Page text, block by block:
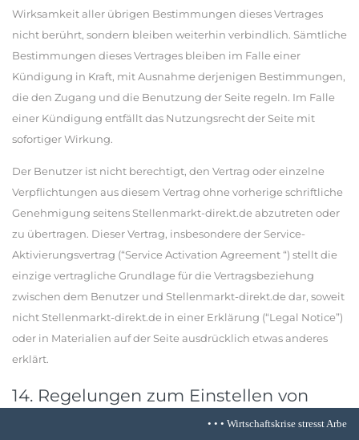
Wirksamkeit aller übrigen Bestimmungen dieses Vertrages
nicht berührt, sondern bleiben weiterhin verbindlich. Sämtliche
Bestimmungen dieses Vertrages bleiben im Falle einer
Kündigung in Kraft, mit Ausnahme derjenigen Bestimmungen,
die den Zugang und die Benutzung der Seite regeln. Im Falle
einer Kündigung entfällt das Nutzungsrecht der Seite mit
sofortiger Wirkung.
Der Benutzer ist nicht berechtigt, den Vertrag oder einzelne
Verpflichtungen aus diesem Vertrag ohne vorherige schriftliche
Genehmigung seitens Stellenmarkt-direkt.de abzutreten oder
zu übertragen. Dieser Vertrag, insbesondere der Service-
Aktivierungsvertrag (“Service Activation Agreement “) stellt die
einzige vertragliche Grundlage für die Vertragsbeziehung
zwischen dem Benutzer und Stellenmarkt-direkt.de dar, soweit
nicht Stellenmarkt-direkt.de in einer Erklärung (“Legal Notice”)
oder in Materialien auf der Seite ausdrücklich etwas anderes
erklärt.
14. Regelungen zum Einstellen von
Informationen, zur Bedienung und zur
Wirtschaftskrise stresst Arbeitnehmer